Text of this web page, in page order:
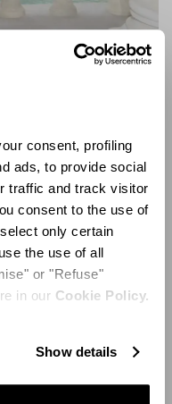
consent, profiling
ads, to provide social
traffic and track visitor
consent to the use of
only certain
the use of all
or "Refuse"
in our Cookie Policy.
Show details
également une
classiques de la
Gatsby, proposé
Toujours fortement
les décorations
pointus typiques de la
L’escarpin
d’un monde plus
de cristaux. Le très
être porté du matin